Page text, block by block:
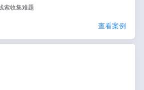
索收集难题
查看案例